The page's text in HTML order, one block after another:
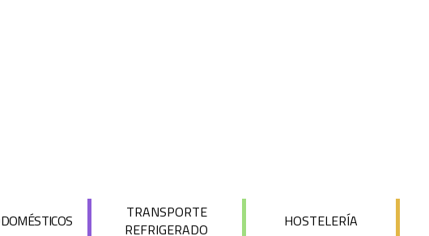
TRANSPORTE
REFRIGERADO
HOSTELERÍA